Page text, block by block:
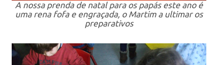
A nossa prenda de natal para os papás este ano é
uma rena fofa e engraçada, o Martim a ultimar os
preparativos